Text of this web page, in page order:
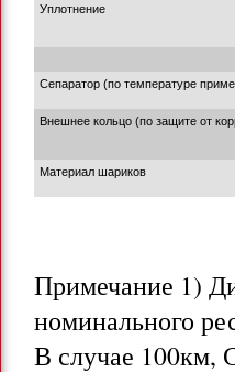
Уплотнение
Сепаратор (по температуре
Внешнее кольцо (по защите от
Материал шариков
Примечание 1)
номинального
В случае 100км,